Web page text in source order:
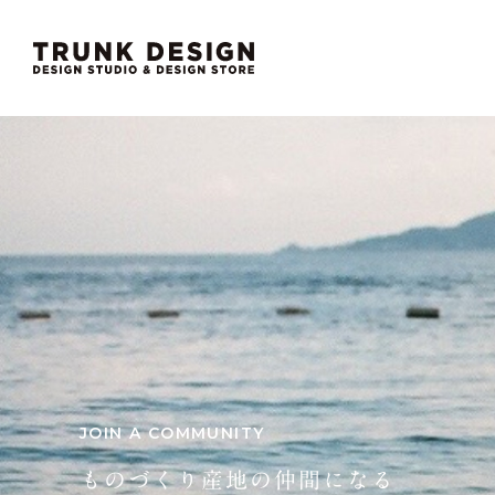
JOIN A COMMUNITY
ものづくり産地の仲間になる